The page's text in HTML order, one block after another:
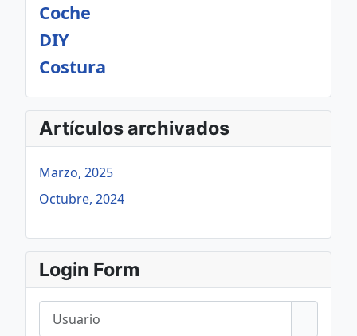
Coche
DIY
Costura
Artículos archivados
Marzo, 2025
Octubre, 2024
Login Form
Usuario